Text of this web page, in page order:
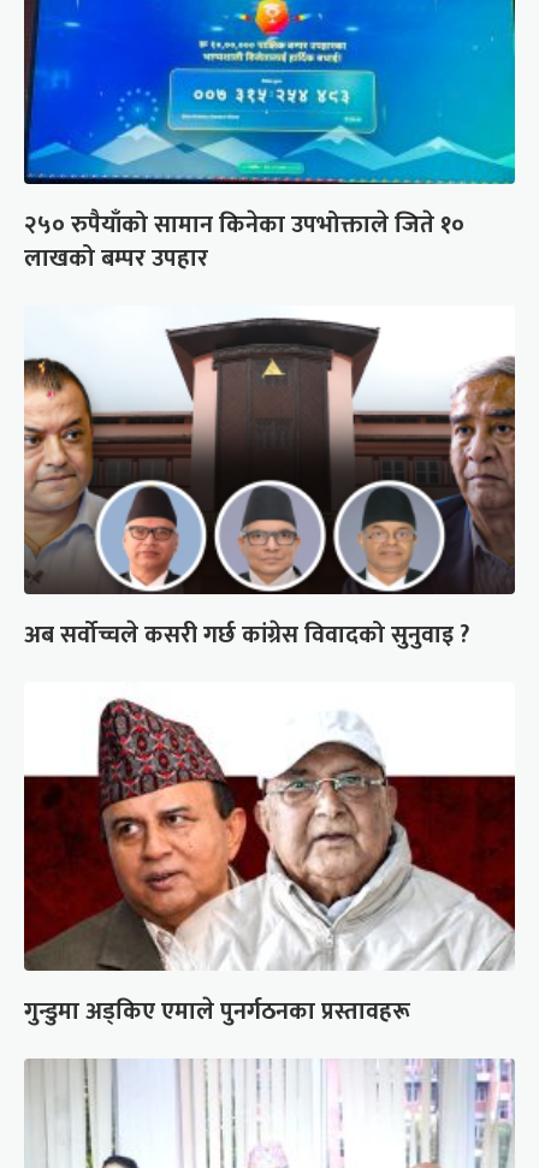
२५० रुपैयाँको सामान किनेका उपभोक्ताले जिते १०
लाखको बम्पर उपहार
अब सर्वोच्चले कसरी गर्छ कांग्रेस विवादको सुनुवाइ ?
गुन्डुमा अड्किए एमाले पुनर्गठनका प्रस्तावहरू